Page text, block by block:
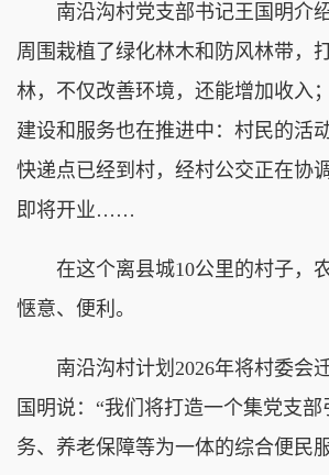
南沿沟村党支部书记王国明介
周围栽植了绿化林木和防风林带，
林，不仅改善环境，还能增加收入
建设和服务也在推进中：村民的活
快递点已经到村，经村公交正在协
即将开业……
在这个离县城10公里的村子，
惬意、便利。
南沿沟村计划2026年将村委会
国明说：“我们将打造一个集党支
务、养老保障等为一体的综合便民